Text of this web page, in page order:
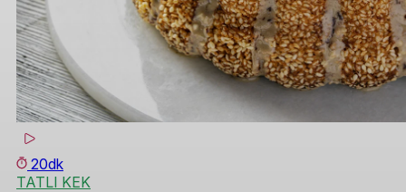
20dk
TATLI KEK